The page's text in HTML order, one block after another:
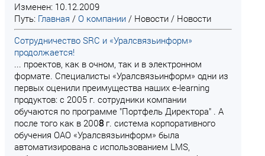
Изменен: 10.12.2009
Путь: Главная / О компании / Новости / Новости
Сотрудничество SRC и «Уралсвязьинформ»
продолжается!
... проектов, как в очном, так и в электронном
формате. Специалисты «Уралсвязьинформ» одни из
первых оценили преимущества наших e-learning
продуктов: с 2005 г. сотрудники компании
обучаются по программе "Портфель Директора" . А
после того как в 2008г. система корпоративного
обучения ОАО «Уралсвязьинформ» была
автоматизирована с использованием LMS,